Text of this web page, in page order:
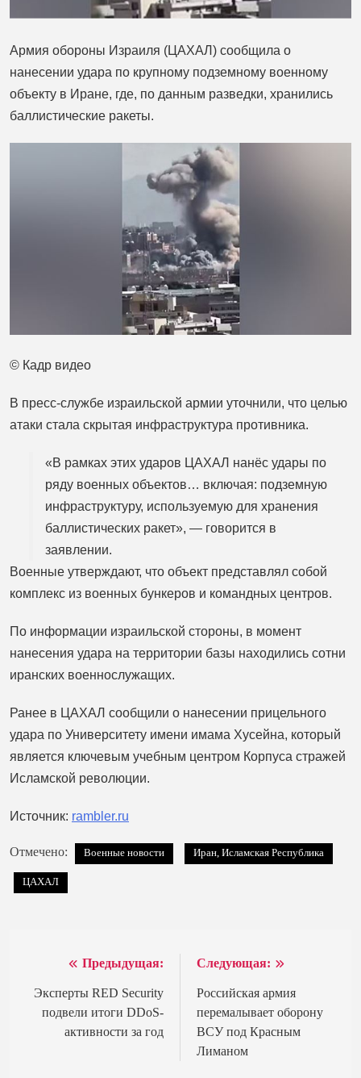
Армия обороны Израиля (ЦАХАЛ) сообщила о
нанесении удара по крупному подземному военному
объекту в Иране, где, по данным разведки, хранились
баллистические ракеты.
© Кадр видео
В пресс-службе израильской армии уточнили, что целью
атаки стала скрытая инфраструктура противника.
«В рамках этих ударов ЦАХАЛ нанёс удары по
ряду военных объектов… включая: подземную
инфраструктуру, используемую для хранения
баллистических ракет», — говорится в
заявлении.
Военные утверждают, что объект представлял собой
комплекс из военных бункеров и командных центров.
По информации израильской стороны, в момент
нанесения удара на территории базы находились сотни
иранских военнослужащих.
Ранее в ЦАХАЛ сообщили о нанесении прицельного
удара по Университету имени имама Хусейна, который
является ключевым учебным центром Корпуса стражей
Исламской революции.
Источник: rambler.ru
Отмечено: Военные новости Иран, Исламская Республика
ЦАХАЛ
Навигация
по
записям
Предыдущая:
Эксперты RED Security
подвели итоги DDoS-
активности за год
Следующая:
Российская армия
перемалывает оборону
ВСУ под Красным
Лиманом